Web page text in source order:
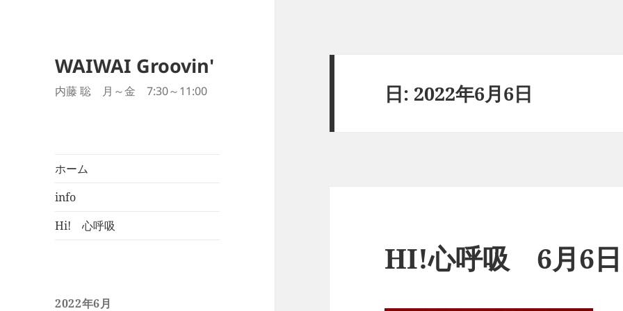
WAIWAI Groovin'
内藤 聡 月～金 7:30～11:00
ホーム
info
Hi! 心呼吸
2022年6月
日: 2022年6月6日
HI!心呼吸 6月6日